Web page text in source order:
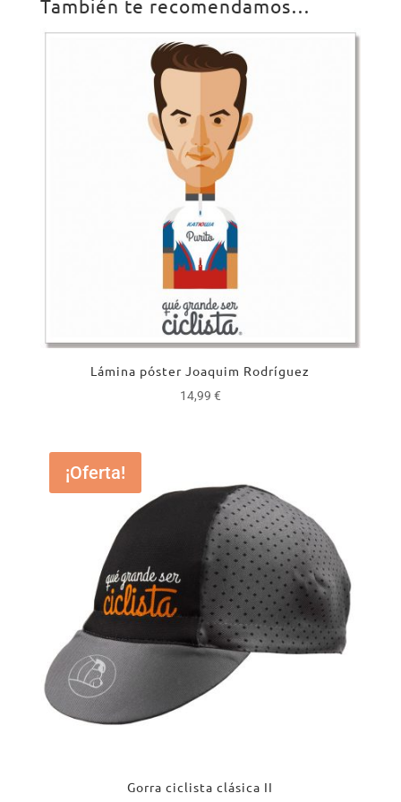
También te recomendamos…
Lámina póster Joaquim Rodríguez
14,99 €
¡Oferta!
Gorra ciclista clásica II